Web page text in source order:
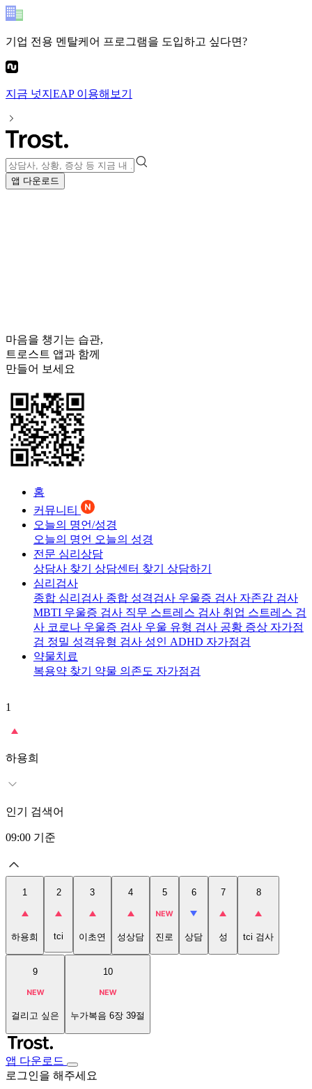
기업 전용 멘탈케어 프로그램을 도입하고 싶다면?
지금 넛지EAP이용해보기
앱 다운로드
마음을 챙기는 습관,
트로스트 앱과 함께
만들어 보세요
홈
커뮤니티
오늘의 명언/성경
오늘의 명언 오늘의 성경
전문 심리상담
상담사 찾기 상담센터 찾기 상담하기
심리검사
종합 심리검사 종합 성격검사 우울증 검사 자존감 검사
MBTI 우울증 검사 직무 스트레스 검사 취업 스트레스 검
사 코로나 우울증 검사 우울 유형 검사 공황 증상 자가점
검 정밀 성격유형 검사 성인 ADHD 자가점검
약물치료
복용약 찾기 약물 의존도 자가점검
1
하용희
인기 검색어
09:00 기준
1
하용희
2
tci
3
이초연
4
성상담
5
진로
6
상담
7
성
8
tci 검사
9
걸리고 싶은
10
누가복음 6장 39절
앱 다운로드
로그인을 해주세요